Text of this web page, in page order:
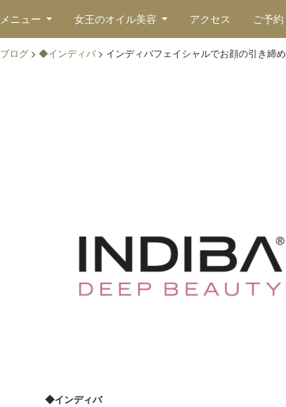
メニュー 女王のオイル美容 アクセス ご予約
ブログ > ◆インディバ > インディバフェイシャルでお顔の引き締め
◆インディバ